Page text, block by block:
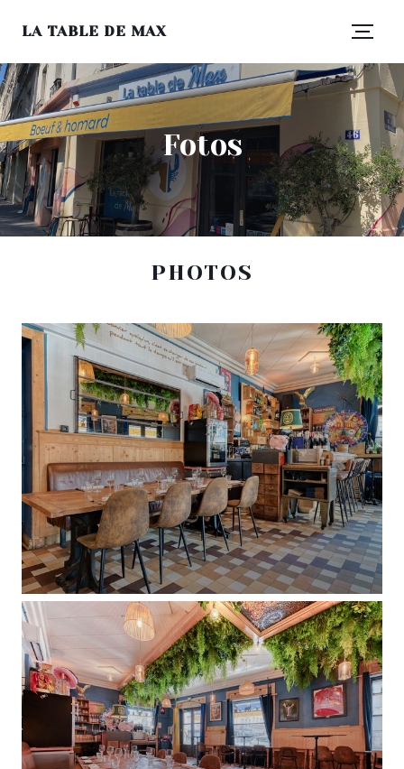
LA TABLE DE MAX
Fotos
PHOTOS